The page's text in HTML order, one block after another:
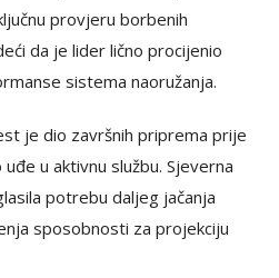
provjeru borbenih
da je lider lično procijenio
sistema naoružanja.
je dio završnih priprema prije
u aktivnu službu. Sjeverna
potrebu daljeg jačanja
sposobnosti za projekciju